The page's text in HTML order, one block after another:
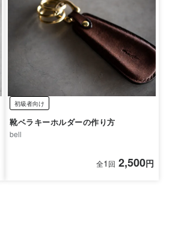
靴ベラキーホルダーの作り方
bell
初級者向け
全1 回 2,500円